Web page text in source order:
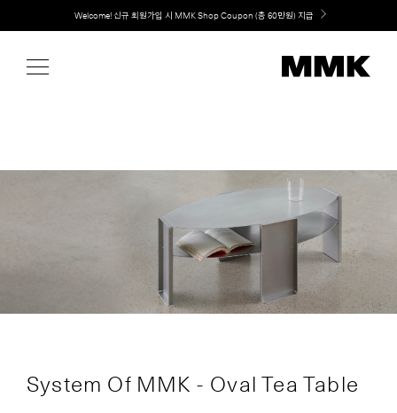
content
Welcome! 신규 회원가입 시 MMK Shop Coupon (총 60만원) 지급
취향대로 완성하는 커스텀 아일랜드 키친, MMK The Island 출시
System Of MMK - Oval Tea Table